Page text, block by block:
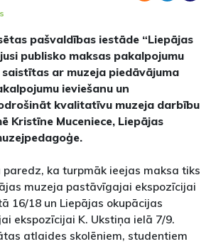
pašvaldības iestāde “Liepājas
publisko maksas pakalpojumu
ar muzeja piedāvājuma
ieviešanu un
kvalitatīvu muzeja darbību
Kristīne Muceniece, Liepājas
ka turpmāk ieejas maksa tiks
muzeja pastāvīgajai ekspozīcijai
16/18 un Liepājas okupācijas
ekspozīcijai K. Ukstiņa ielā 7/9.
atlaides skolēniem, studentiem